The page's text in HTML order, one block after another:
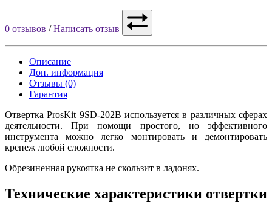
0 отзывов /Написать отзыв
Описание
Доп. информация
Отзывы (0)
Гарантия
Отвертка ProsKit 9SD-202B используется в различных сферах
деятельности. При помощи простого, но эффективного
инструмента можно легко монтировать и демонтировать
крепеж любой сложности.
Обрезиненная рукоятка не скользит в ладонях.
Технические характеристики отвертки